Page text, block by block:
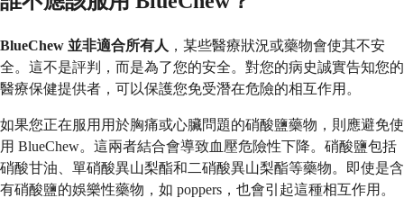
BlueChew 並非適合所有人 ，某些醫療狀況或藥物會使其不安
全。這不是評判，而是為了您的安全。對您的病史誠實告知您的
醫療保健提供者，可以保護您免受潛在危險的相互作用。
如果您正在服用用於胸痛或心臟問題的硝酸鹽藥物，則應避免使
用 BlueChew。這兩者結合會導致血壓危險性下降。硝酸鹽包括
硝酸甘油、單硝酸異山梨酯和二硝酸異山梨酯等藥物。即使是含
有硝酸鹽的娛樂性藥物，如 poppers，也會引起這種相互作用。